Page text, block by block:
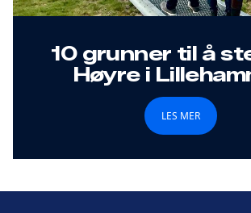
10 grunner til å
Høyre i
LES MER